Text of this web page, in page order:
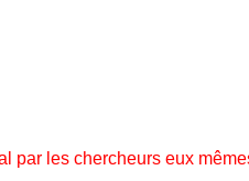
par les chercheurs eux